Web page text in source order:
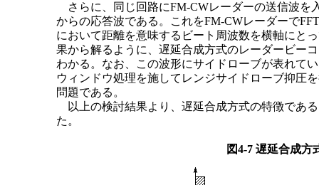
さらに、同じ回路にFM-CWレーダーの送信波を
からの応答波である。これをFM-CWレーダーで
において距離を意味するビート周波数を横軸にと
果から解るように、遅延合成方式のレーダービー
わかる。なお、この波形にサイドローブが表れて
ウィンドウ処理を施してレンジサイドローブ抑圧
問題である。
以上の検討結果より、遅延合成方式の特徴であ
た。
図4-7 遅延合成方